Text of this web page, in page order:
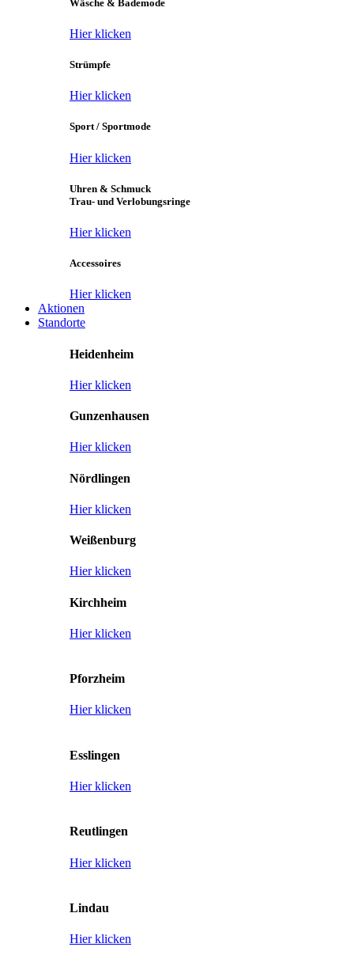
Wäsche & Bademode
Hier klicken
Strümpfe
Hier klicken
Sport / Sportmode
Hier klicken
Uhren & Schmuck
Trau- und Verlobungsringe
Hier klicken
Accessoires
Hier klicken
Aktionen
Standorte
Heidenheim
Hier klicken
Gunzenhausen
Hier klicken
Nördlingen
Hier klicken
Weißenburg
Hier klicken
Kirchheim
Hier klicken
Pforzheim
Hier klicken
Esslingen
Hier klicken
Reutlingen
Hier klicken
Lindau
Hier klicken